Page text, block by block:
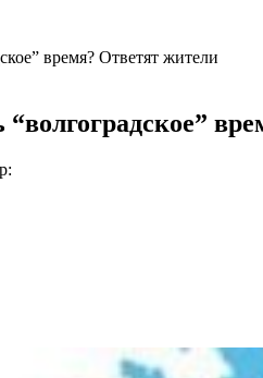
время? Ответят жители